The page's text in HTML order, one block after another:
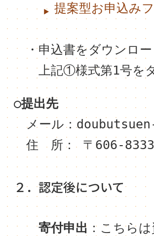
提案型お申込み
・申込書をダウンロー
上記①様式第1号をダ
○提出先
メール：
住　所： 〒606-8333
２．認定後について
寄付申出 ：こちら